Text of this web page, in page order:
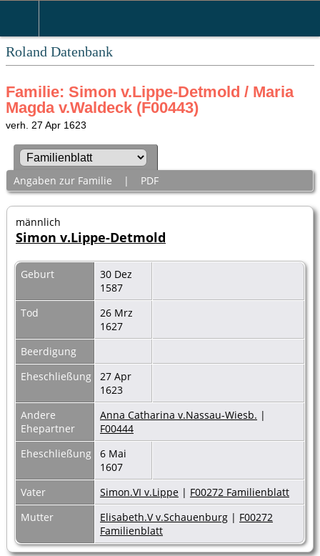
Roland Datenbank
Familie: Simon v.Lippe-Detmold / Maria
Magda v.Waldeck (F00443)
verh. 27 Apr 1623
Angaben zur Familie | PDF
männlich
Simon v.Lippe-Detmold
Geburt
30 Dez
1587
Tod
26 Mrz
1627
Beerdigung
Eheschließung
27 Apr
1623
Andere
Ehepartner
Anna Catharina v.Nassau-Wiesb. |
F00444
Eheschließung
6 Mai
1607
Vater
Simon.VI v.Lippe | F00272 Familienblatt
Mutter
Elisabeth.V v.Schauenburg | F00272
Familienblatt